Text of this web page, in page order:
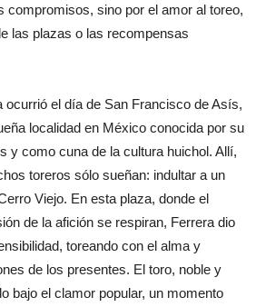
compromisos, sino por el amor al toreo,
las plazas o las recompensas
ocurrió el día de San Francisco de Asís,
localidad en México conocida por su
y como cuna de la cultura huichol. Allí,
toreros sólo sueñan: indultar a un
Viejo. En esta plaza, donde el
de la afición se respiran, Ferrera dio
toreando con el alma y
de los presentes. El toro, noble y
bajo el clamor popular, un momento